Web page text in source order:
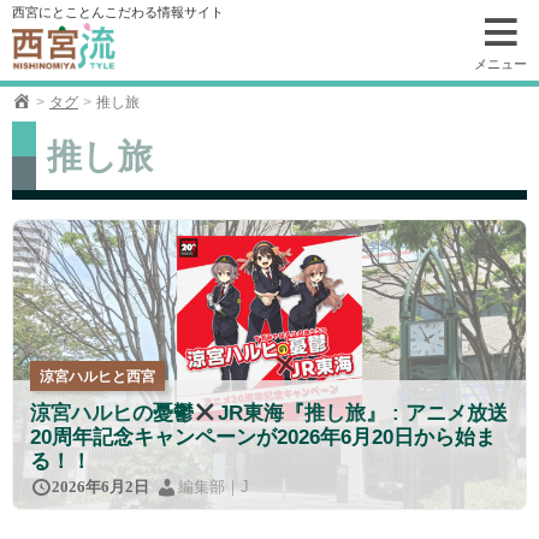
コ
ン
テ
ン
ツ
動
西宮にとことんこだわる情報サイト
メニュー
タグ 推し旅
推し旅
涼宮ハルヒと西宮
涼宮ハルヒの憂鬱
JR東海『推し旅』 : アニメ放送
20周年記念キャンペーンが2026年6月20日から始ま
る！！
2026年6月2日 編集部｜J